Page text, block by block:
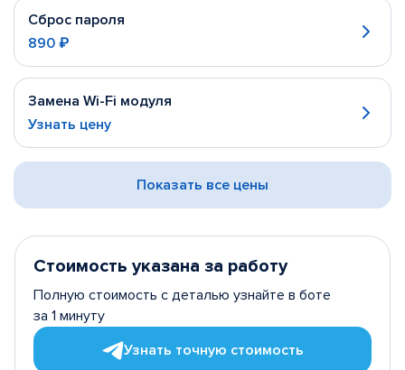
Сброс пароля
890 ₽
Замена Wi-Fi модуля
Узнать цену
Показать все цены
Стоимость указана за работу
Полную стоимость с деталью узнайте в боте
за 1 минуту
Узнать точную стоимость